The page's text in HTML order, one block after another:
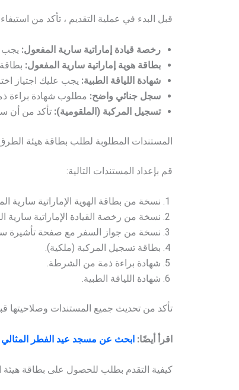
قبل البدء في عملية التقديم ، تأكد من استيفاء
رخصة قيادة إماراتية سارية المفعول: يجب
بطاقة هوية إماراتية سارية المفعول:
شهادة اللياقة الطبية: يجب عليك اجتياز
سجل جنائي واضح: مطلوب شهادة براءة
تسجيل المركبة (الملقومية): تأكد من أن
المستندات المطلوبة لطلب بطاقة هيئة
قم بإعداد المستندات التالية:
نسخة من بطاقة الهوية الإماراتية سارية
نسخة من رخصة القيادة الإماراتية سارية
نسخة من جواز السفر مع صفحة تأشيرة
بطاقة تسجيل المركبة (ملكية).
شهادة براءة ذمة من الشرطة.
شهادة اللياقة الطبية.
تأكد من تحديث جميع المستندات وصلاحيتها
اقرأ أيضًا: ابحث عن مسجد عيد الفطر المثالي
كيفية التقدم بطلب للحصول على بطاقة هيئة